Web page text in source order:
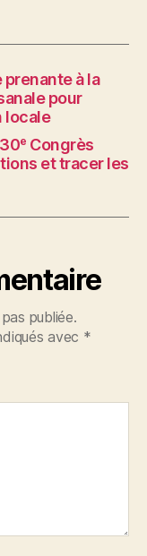
prenante à la
pour
locale
Congrès
et tracer les
publiée.
avec *